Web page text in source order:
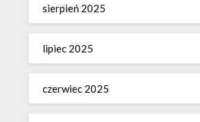
sierpień 2025
lipiec 2025
czerwiec 2025